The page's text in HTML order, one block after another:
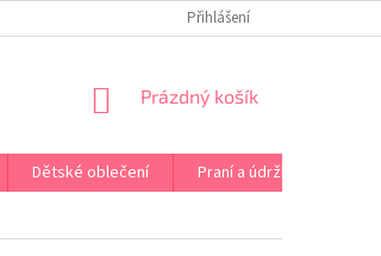
DOPRAVA A PLATBA ČR A EU
Přihlášení
NÁKUPNÍ
Prázdný košík
Dětské oblečení Praní a údržba